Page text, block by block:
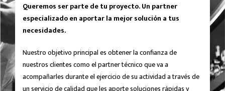
Queremos ser parte de tu proyecto. Un partner
especializado en aportar la mejor solución a tus
necesidades.
Nuestro objetivo principal es obtener la confianza de
nuestros clientes como el partner técnico que va a
acompañarles durante el ejercicio de su actividad a través de